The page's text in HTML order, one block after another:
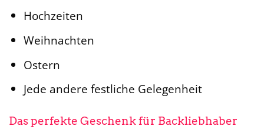
Hochzeiten
Weihnachten
Ostern
Jede andere festliche Gelegenheit
Das perfekte Geschenk für Backliebhaber